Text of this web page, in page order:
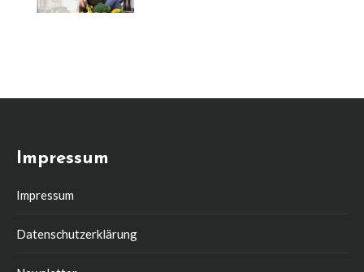
Impressum
Impressum
Datenschutzerklärung